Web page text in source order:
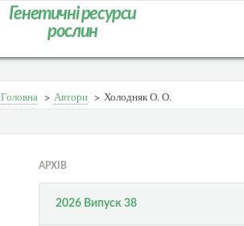
Генетичні ресурси
рослин
Головна > Автори > Холодняк О. О.
АРХІВ
2026 Випуск 38